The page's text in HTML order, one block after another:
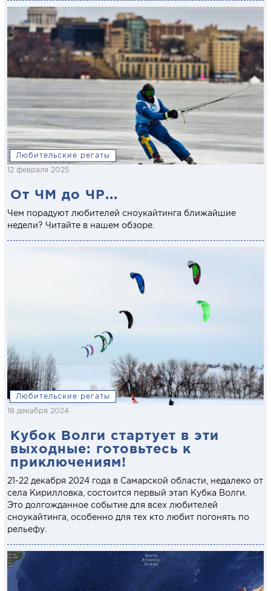
Любительские регаты
12 февраля 2025
От ЧМ до ЧР...
Чем порадуют любителей сноукайтинга ближайшие
недели? Читайте в нашем обзоре.
Любительские регаты
18 декабря 2024
Кубок Волги стартует в эти
выходные: готовьтесь к
приключениям!
21-22 декабря 2024 года в Самарской области, недалеко от
села Кирилловка, состоится первый этап Кубка Волги.
Это долгожданное событие для всех любителей
сноукайтинга, особенно для тех кто любит погонять по
рельефу.